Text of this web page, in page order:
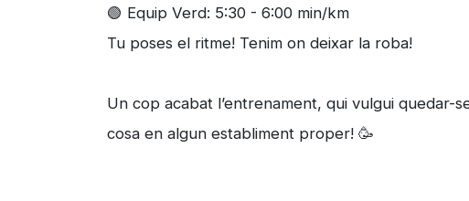
🟢 Equip Verd: 5:30 - 6:00 min/km
Tu poses el ritme! Tenim on deixar la roba!
Un cop acabat l’entrenament, qui vulgui quedar-
cosa en algun establiment proper! 🥳